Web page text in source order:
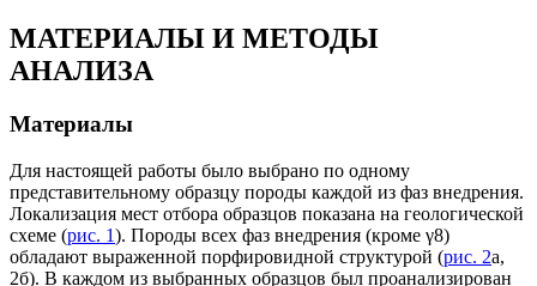
МАТЕРИАЛЫ И МЕТОДЫ
АНАЛИЗА
Материалы
Для настоящей работы было выбрано по одному
представительному образцу породы каждой из фаз внедрения.
Локализация мест отбора образцов показана на геологической
схеме (рис. 1). Породы всех фаз внедрения (кроме γ8)
обладают выраженной порфировидной структурой (рис. 2а,
2б). В каждом из выбранных образцов был проанализирован